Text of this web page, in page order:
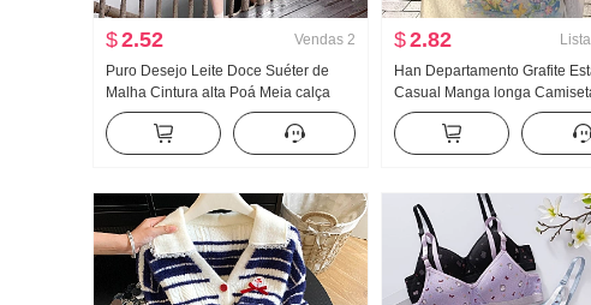
$2.52 Vendas 2
Puro Desejo Leite Doce Suéter de
Malha Cintura alta Poá Meia calça
Saia curta Para pessoas baixas Han
Departamento Dopamina Beleza
incrível Vestir Pegue Um conjunto
$2.82
Han Departamento Grafite
Casual Manga longa
Proteção Solar Suéter
Primavera e verão Solto
Vento frio Sentido Gola